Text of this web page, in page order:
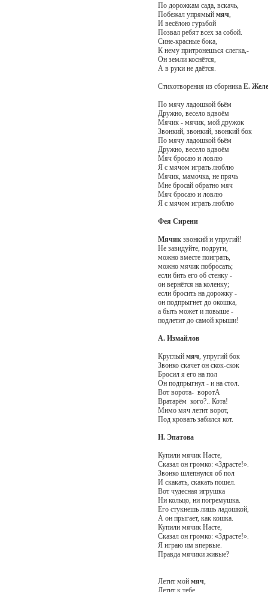
По дорожкам сада, вскачь,
Побежал упрямый мяч,
И весёлою гурьбой
Позвал ребят всех за собой.
Сине-красные бока,
К нему притронешься слегка,-
Он земли коснётся,
А в руки не даётся.
Стихотворения из сборника Е.
По мячу ладошкой бьём
Дружно, весело вдвоём
Мячик - мячик, мой дружок
Звонкий, звонкий, звонкий бок
По мячу ладошкой бьём
Дружно, весело вдвоём
Мяч бросаю и ловлю
Я с мячом играть люблю
Мячик, мамочка, не прячь
Мне бросай обратно мяч
Мяч бросаю и ловлю
Я с мячом играть люблю
Фея Сирени
Мячикзвонкий и упругий!
Не завидуйте, подруги,
можно вместе поиграть,
можно мячик побросать;
если бить его об стенку -
он вернётся на коленку;
если бросить на дорожку -
он подпрыгнет до окошка,
а быть может и повыше -
подлетит до самой крыши!
А. Измайлов
Круглый мяч, упругий бок
Звонко скачет он скок-скок
Бросил я его на пол
Он подпрыгнул - и на стол.
Вот ворота- воротА
Вратарём кого?.. Кота!
Мимо мяч летит ворот,
Под кровать забился кот.
Н. Эпатова
Купили мячик Насте,
Сказал он громко: «Здрасте!».
Звонко шлепнулся об пол
И скакать, скакать пошел.
Вот чудесная игрушка
Ни кольцо, ни погремушка.
Его стукнешь лишь ладошкой,
А он прыгает, как кошка.
Купили мячик Насте,
Сказал он громко: «Здрасте!».
Я играю им впервые.
Правда мячики живые?
Летит мой мяч,
Летит к тебе,